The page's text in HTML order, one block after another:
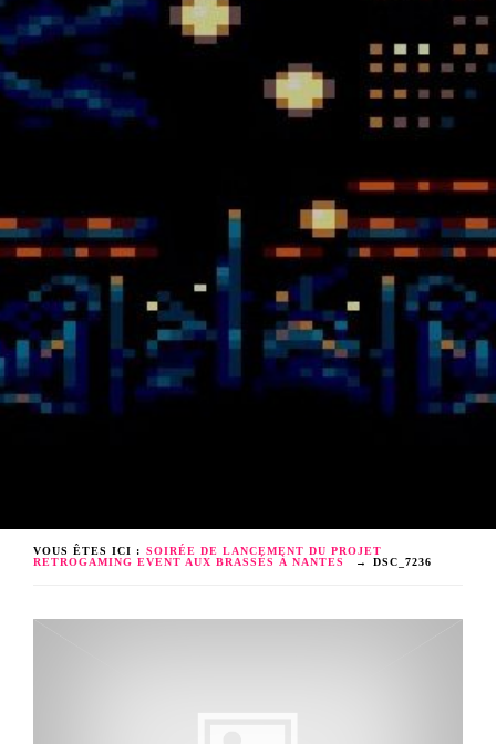
VOUS ÊTES ICI : SOIRÉE DE LANCEMENT DU PROJET
RETROGAMING EVENT AUX BRASSÉS À NANTES
→ DSC_7236